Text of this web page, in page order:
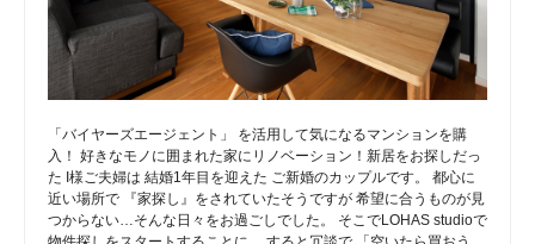
「バイヤーズエージェント」 を活用して気になるマンションを購
入！ 好きなモノに囲まれた家にリノベーション！新居をお探しだっ
た I様ご夫婦は 結婚1年目を迎えた ご新婚のカップルです。 都心に
近い場所で 『家探し』をされていたそうですが 希望に合うものが見
つからない…そんな日々をお過ごしでした。 そこでLOHAS studioで